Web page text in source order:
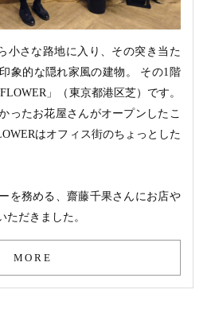
小さな路地に入り、その突き当た
象的な隠れ家風の建物。 その1階
」（東京都港区芝）です。
ったお花屋さんがオープンしたこ
はオフィス街のちょっとした
を務める、齋藤千果さんにお店や
ただきました。
MORE